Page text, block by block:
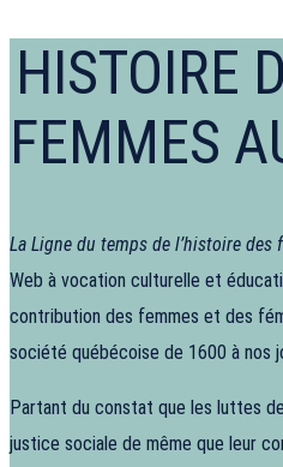
HISTOIRE
FEMMES
La Ligne du temps de l’histoire des
Web à vocation culturelle et
contribution des femmes et des
société québécoise de 1600 à nos
Partant du constat que les luttes
justice sociale de même que leur